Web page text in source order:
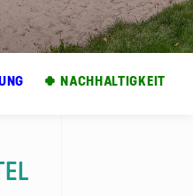
🍀 NACHHALTIGKEIT